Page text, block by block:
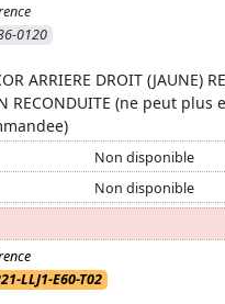
0120
ARRIERE DROIT (JAUNE)
RECONDUITE (ne peut plus
Non disponible
Non disponible
LLJ1-E60-T02